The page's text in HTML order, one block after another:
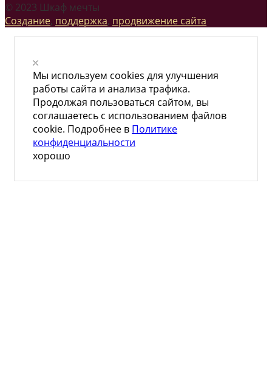
© 2023 Шкаф мечты
Создание, поддержка, продвижение сайта
Мы используем cookies для улучшения
работы сайта и анализа трафика.
Продолжая пользоваться сайтом, вы
соглашаетесь с использованием файлов
cookie. Подробнее в Политике
конфиденциальности
хорошо